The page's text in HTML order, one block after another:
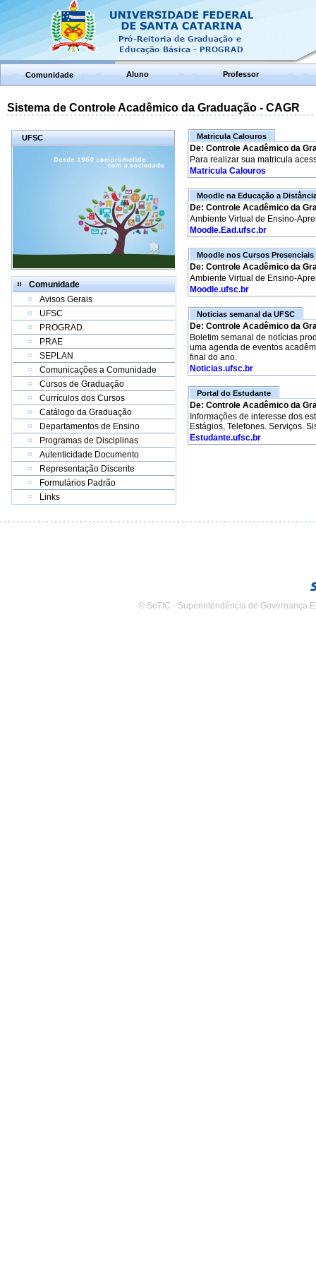
Comunidade Aluno Professor
Sistema de Controle Acadêmico da Graduação - CAGR
UFSC
Comunidade
Avisos Gerais
UFSC
PROGRAD
PRAE
SEPLAN
Comunicações a Comunidade
Cursos de Graduação
Currículos dos Cursos
Catálogo da Graduação
Departamentos de Ensino
Programas de Disciplinas
Autenticidade Documento
Representação Discente
Formulários Padrão
Links
Matricula Calouros
De: Controle Acadêmico da
Para realizar sua matricula
Matricula Calouros
Moodle na Educação a
De: Controle Acadêmico da
Ambiente Virtual de Ensino-
Moodle.Ead.ufsc.br
Moodle nos Cursos Presenciais
De: Controle Acadêmico da
Ambiente Virtual de Ensino-
Moodle.ufsc.br
Noticias semanal da UFSC
De: Controle Acadêmico da
Boletim semanal de notícias
uma agenda de eventos
final do ano.
Noticias.ufsc.br
Portal do Estudante
De: Controle Acadêmico da
Informações de interesse dos
Estágios, Telefones. Serviços.
Estudante.ufsc.br
© SeTIC - Superintendência de Governança